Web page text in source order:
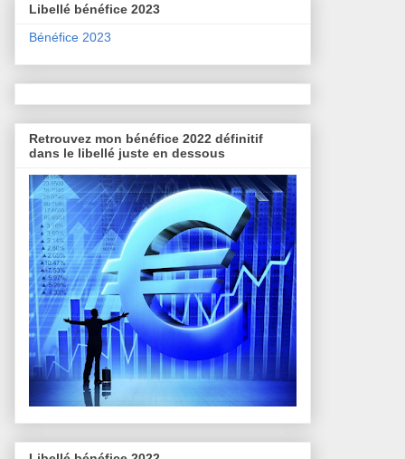
Libellé bénéfice 2023
Bénéfice 2023
Retrouvez mon bénéfice 2022 définitif
dans le libellé juste en dessous